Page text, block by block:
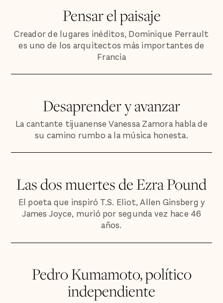
Pensar el paisaje
Creador de lugares inéditos, Dominique Perrault
es uno de los arquitectos más importantes de
Francia
Desaprender y avanzar
La cantante tijuanense Vanessa Zamora habla de
su camino rumbo a la música honesta.
Las dos muertes de Ezra Pound
El poeta que inspiró T.S. Eliot, Allen Ginsberg y
James Joyce, murió por segunda vez hace 46
años.
Pedro Kumamoto, político
independiente